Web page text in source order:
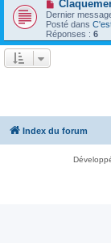
g
e
u
m
e
s
s
o
u
v
e
g
e
Dernier
Posté dans
Réponses : 6
Index du forum